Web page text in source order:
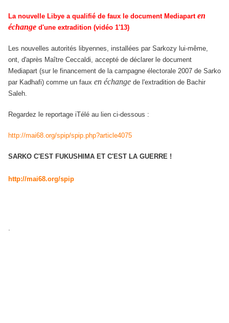
La nouvelle Libye a qualifié de faux le document Mediapart en
échange d'une extradition (vidéo 1'13)
Les nouvelles autorités libyennes, installées par Sarkozy lui-même,
ont, d'après Maître Ceccaldi, accepté de déclarer le document
Mediapart (sur le financement de la campagne électorale 2007 de Sarko
par Kadhafi) comme un faux en échange de l'extradition de Bachir
Saleh.
Regardez le reportage iTélé au lien ci-dessous :
http://mai68.org/spip/spip.php?article4075
SARKO C'EST FUKUSHIMA ET C'EST LA GUERRE !
http://mai68.org/spip